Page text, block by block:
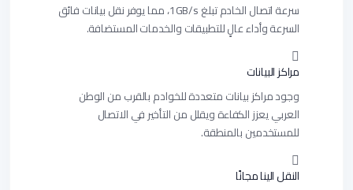
سرعة اتصال الخادم تبلغ 1GB/s، مما يوفر نقل بيانات فائق
السرعة وأداء عالٍ للتطبيقات والخدمات المستضافة.
مراكز البيانات
وجود مراكز بيانات متعددة للخوادم بالقرب من الوطن
العربي يعزز الكفاءة ويقلل من التأخير في الاتصال
للمستخدمين بالمنطقة.
النقل الينا مجانًا